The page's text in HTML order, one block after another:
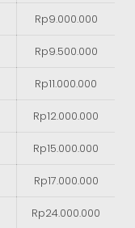
Rp9.000.000
Rp9.500.000
Rp11.000.000
Rp12.000.000
Rp15.000.000
Rp17.000.000
Rp24.000.000